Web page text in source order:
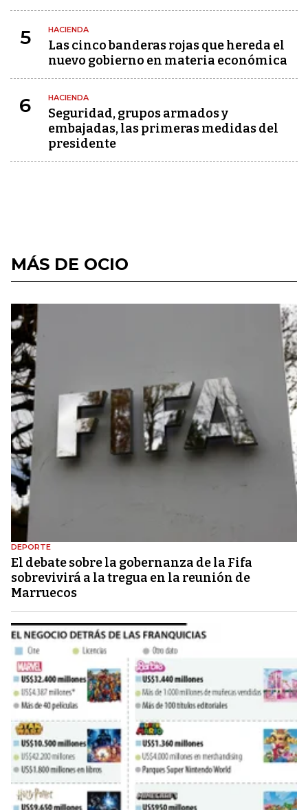
5 HACIENDA
Las cinco banderas rojas que hereda el
nuevo gobierno en materia económica
6 HACIENDA
Seguridad, grupos armados y
embajadas, las primeras medidas del
presidente
MÁS DE OCIO
DEPORTE
El debate sobre la gobernanza de la Fifa
sobrevivirá a la tregua en la reunión de
Marruecos